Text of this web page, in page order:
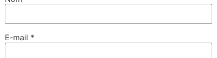
E-mail *